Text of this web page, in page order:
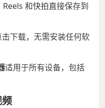
和快拍直接保存到
下载，无需安装任何软
适用于所有设备，包括